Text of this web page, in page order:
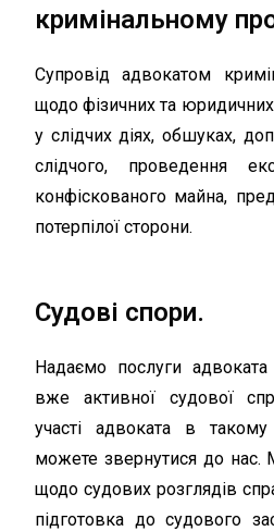
кримінальному
Супровід адвокатом
щодо фізичних та юридичних
у слідчих діях, обшуках,
слідчого, проведення
конфіскованого майна,
потерпілої сторони.
Судові спори.
Надаємо послуги
вже активної судової
участі адвоката в
можете звернутися до нас.
щодо судових розглядів
підготовка до судового